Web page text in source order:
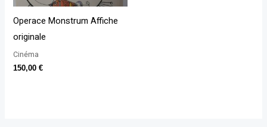
Operace Monstrum Affiche
originale
Cinéma
150,00€